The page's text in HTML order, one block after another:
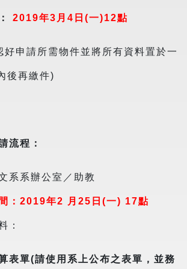
2019年3月4日(一)12點
請所需物件並將所有資料置於一
後再繳件)
流程：
系系辦公室／助教
：2019年2 月25日(一) 17點
：
表單(請使用系上公布之表單，並務